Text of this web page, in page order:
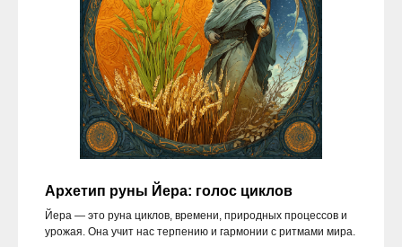
Архетип руны Йера: голос циклов
Йера — это руна циклов, времени, природных процессов и
урожая. Она учит нас терпению и гармонии с ритмами мира.